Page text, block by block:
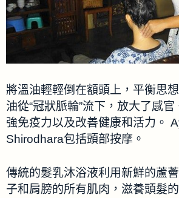
將溫油輕輕倒在額頭上，平衡思
油從“冠狀脈輪”流下，放大了感
強免疫力以及改善健康和活力。
Shirodhara包括頭部按摩。
傳統的髮乳沐浴液利用新鮮的蘆
子和肩膀的所有肌肉，滋養頭髮